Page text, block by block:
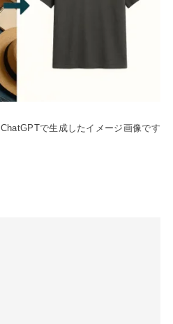
ChatGPTで生成したイメージ画像です